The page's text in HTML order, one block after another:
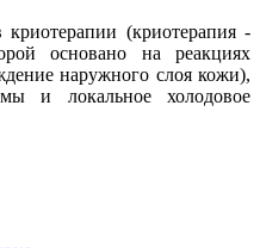
(криотерапия -
основано на реакциях
наружного слоя кожи),
и локальное холодовое